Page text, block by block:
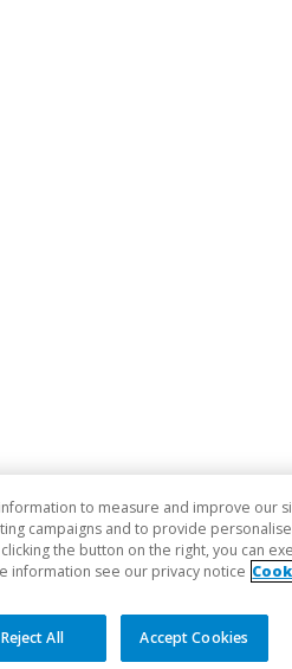
to measure and improve our
campaigns and to provide
the button on the right, you can
information see our privacy notice
Reject All Accept Cookies